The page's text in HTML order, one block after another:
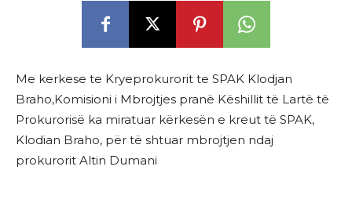
Me kerkese te Kryeprokurorit te SPAK Klodjan
Braho,Komisioni i Mbrojtjes pranë Këshillit të Lartë të
Prokurorisë ka miratuar kërkesën e kreut të SPAK,
Klodian Braho, për të shtuar mbrojtjen ndaj
prokurorit Altin Dumani